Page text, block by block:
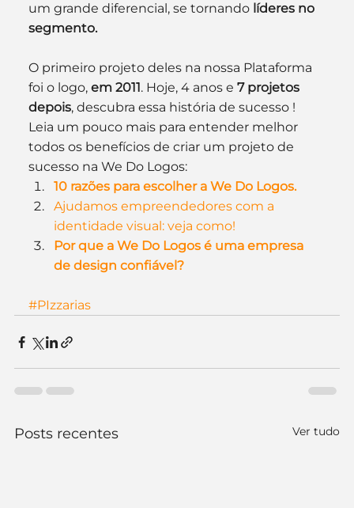
um grande diferencial, se tornando líderes no
segmento.
O primeiro projeto deles na nossa Plataforma
foi o logo, em 2011. Hoje, 4 anos e 7 projetos
depois, descubra essa história de sucesso !
Leia um pouco mais para entender melhor
todos os benefícios de criar um projeto de
sucesso na We Do Logos:
10 razões para escolher a We Do Logos.
Ajudamos empreendedores com a
identidade visual: veja como!
Por que a We Do Logos é uma empresa
de design confiável?
#PIzzarias
Posts recentes Ver tudo